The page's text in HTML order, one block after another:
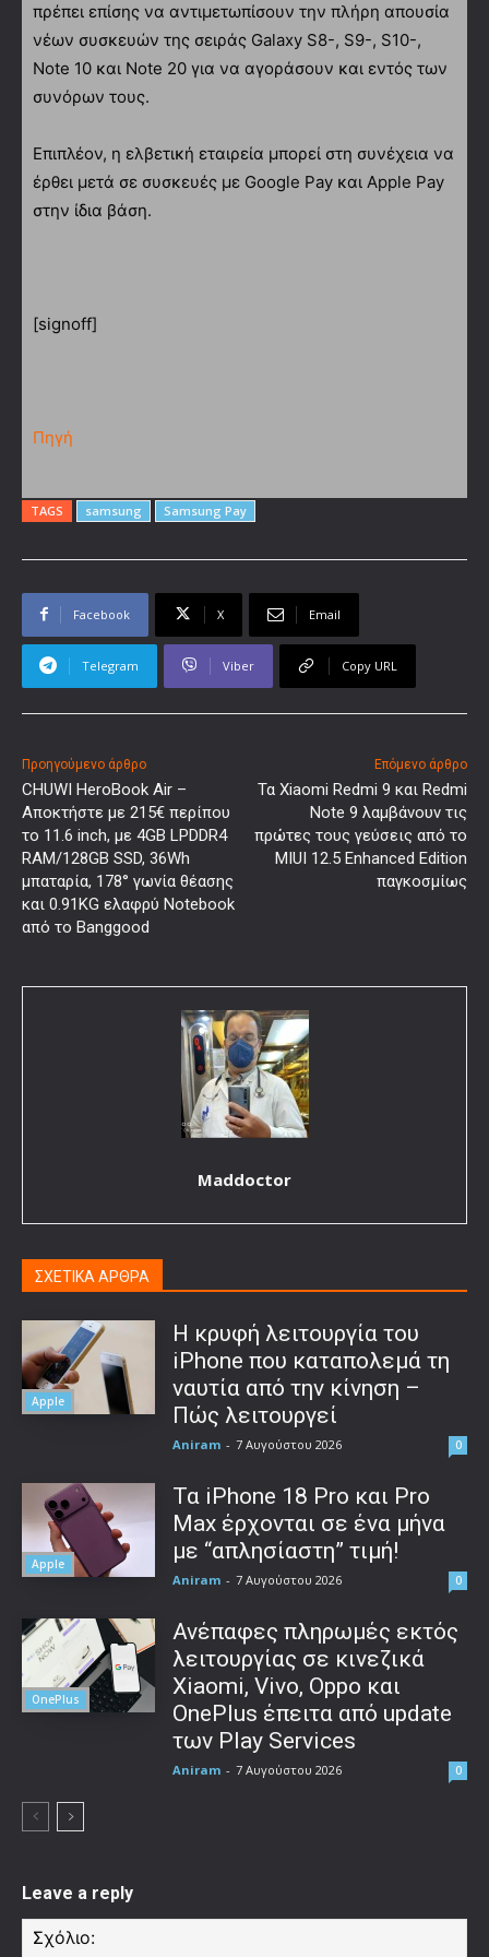
πρέπει επίσης να αντιμετωπίσουν την πλήρη απουσία
νέων συσκευών της σειράς Galaxy S8-, S9-, S10-,
Note 10 και Note 20 για να αγοράσουν και εντός των
συνόρων τους.
Επιπλέον, η ελβετική εταιρεία μπορεί στη συνέχεια να
έρθει μετά σε συσκευές με Google Pay και Apple Pay
στην ίδια βάση.
[signoff]
Πηγή
TAGS samsung Samsung Pay
Facebook X Email
Telegram Viber Copy URL
Προηγούμενο άρθρο
CHUWI HeroBook Air –
Αποκτήστε με 215€ περίπου
το 11.6 inch, με 4GB LPDDR4
RAM/128GB SSD, 36Wh
μπαταρία, 178° γωνία θέασης
και 0.91KG ελαφρύ Notebook
από το Banggood
Επόμενο άρθρο
Τα Xiaomi Redmi 9 και Redmi
Note 9 λαμβάνουν τις
πρώτες τους γεύσεις από το
MIUI 12.5 Enhanced Edition
παγκοσμίως
Maddoctor
ΣΧΕΤΙΚΑ ΑΡΘΡΑ
Apple
Η κρυφή λειτουργία του
iPhone που καταπολεμά τη
ναυτία από την κίνηση –
Πώς λειτουργεί
Aniram - 7 Αυγούστου 2026 0
Apple
Τα iPhone 18 Pro και Pro
Max έρχονται σε ένα μήνα
με “απλησίαστη” τιμή!
Aniram - 7 Αυγούστου 2026 0
OnePlus
Ανέπαφες πληρωμές εκτός
λειτουργίας σε κινεζικά
Xiaomi, Vivo, Oppo και
OnePlus έπειτα από update
των Play Services
Aniram - 7 Αυγούστου 2026 0
Leave a reply